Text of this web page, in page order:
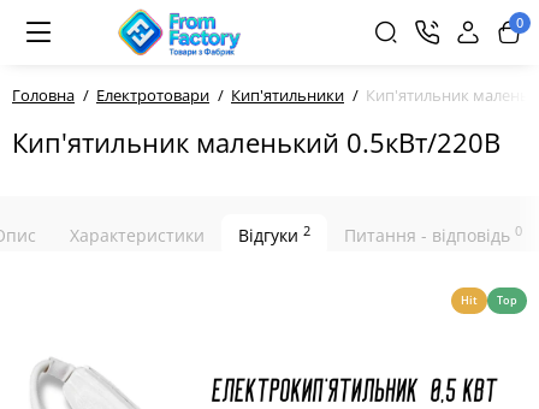
0
Головна Електротовари Кип'ятильники Кип'ятильник
Кип'ятильник маленький 0.5кВт/220В
Характеристики Відгуки 2 Питання - відповідь 0
Hit Top